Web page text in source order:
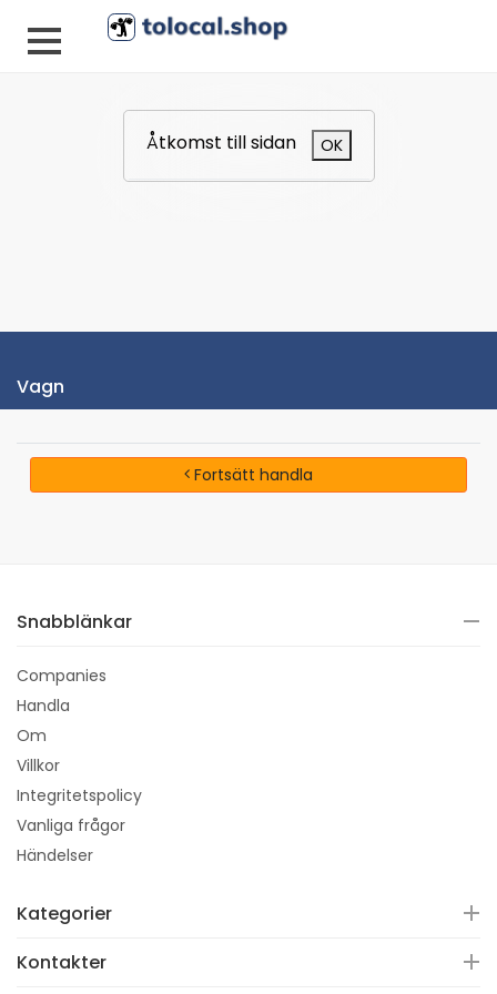
Åtkomst till sidan OK
Vagn
Fortsätt handla
Snabblänkar
Companies
Handla
Om
Villkor
Integritetspolicy
Vanliga frågor
Händelser
Kategorier
Kontakter